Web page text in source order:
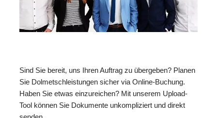
Sind Sie bereit, uns Ihren Auftrag zu übergeben? Planen
Sie Dolmetschleistungen sicher via Online-Buchung.
Haben Sie etwas einzureichen? Mit unserem Upload-
Tool können Sie Dokumente unkompliziert und direkt